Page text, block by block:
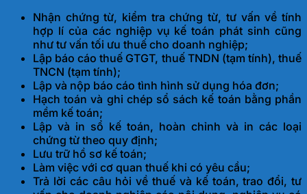
Nhận chứng từ, kiểm tra chứng từ, tư vấn về tính
hợp lí của các nghiệp vụ kế toán phát sinh cũng
như tư vấn tối ưu thuế cho doanh nghiệp;
Lập báo cáo thuế GTGT, thuế TNDN (tạm tính), thuế
TNCN (tạm tính);
Lập và nộp báo cáo tình hình sử dụng hóa đơn;
Hạch toán và ghi chép sổ sách kế toán bằng phần
mềm kế toán;
Lập và in sổ kế toán, hoàn chỉnh và in các loại
chứng từ theo quy định;
Lưu trữ hồ sơ kế toán;
Làm việc với cơ quan thuế khi có yêu cầu;
Trả lời các câu hỏi về thuế và kế toán, trao đổi, tư